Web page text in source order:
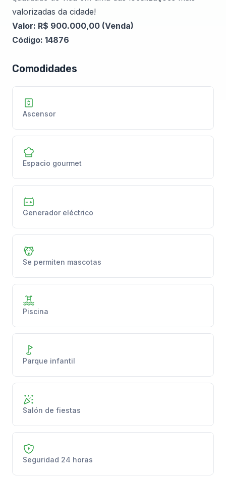
valorizadas da cidade!
Valor: R$ 900.000,00 (Venda)
Código: 14876
Comodidades
Ascensor
Espacio gourmet
Generador eléctrico
Se permiten mascotas
Piscina
Parque infantil
Salón de fiestas
Seguridad 24 horas